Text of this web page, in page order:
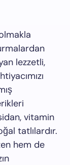
lezzetli,
vitamin
tatlılardır.
hem de